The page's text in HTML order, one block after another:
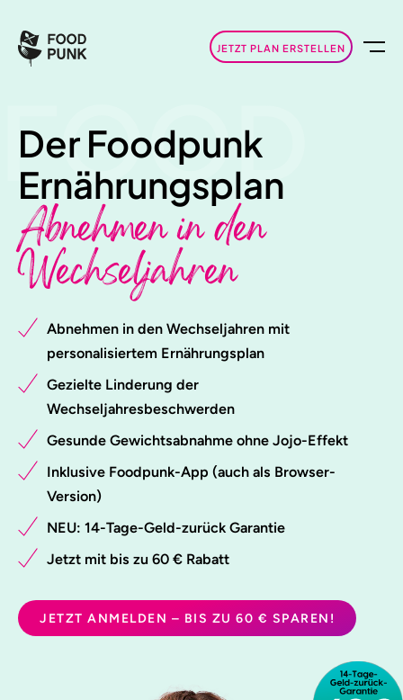
JETZT PLAN ERSTELLEN
FOOD
Der Foodpunk
Ernährungsplan
Abnehmen in den
Wechseljahren
Abnehmen in den Wechseljahren mit
personalisiertem Ernährungsplan
Gezielte Linderung der
Wechseljahresbeschwerden
Gesunde Gewichtsabnahme ohne Jojo-Effekt
Inklusive Foodpunk-App (auch als Browser-
Version)
NEU: 14-Tage-Geld-zurück Garantie
Jetzt mit bis zu 60 € Rabatt
JETZT ANMELDEN – BIS ZU 60 € SPAREN!